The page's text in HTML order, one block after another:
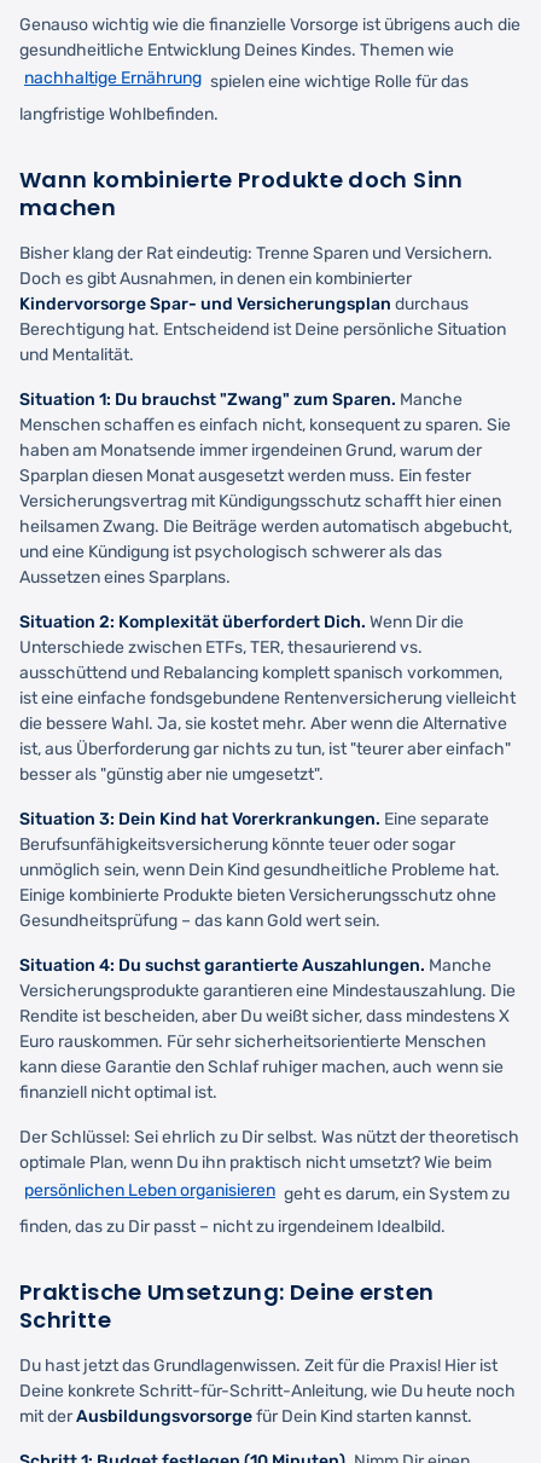
Genauso wichtig wie die finanzielle Vorsorge ist übrigens auch die
gesundheitliche Entwicklung Deines Kindes. Themen wie
nachhaltige Ernährung spielen eine wichtige Rolle für das
langfristige Wohlbefinden.
Wann kombinierte Produkte doch Sinn
machen
Bisher klang der Rat eindeutig: Trenne Sparen und Versichern.
Doch es gibt Ausnahmen, in denen ein kombinierter
Kindervorsorge Spar- und Versicherungsplan durchaus
Berechtigung hat. Entscheidend ist Deine persönliche Situation
und Mentalität.
Situation 1: Du brauchst "Zwang" zum Sparen. Manche
Menschen schaffen es einfach nicht, konsequent zu sparen. Sie
haben am Monatsende immer irgendeinen Grund, warum der
Sparplan diesen Monat ausgesetzt werden muss. Ein fester
Versicherungsvertrag mit Kündigungsschutz schafft hier einen
heilsamen Zwang. Die Beiträge werden automatisch abgebucht,
und eine Kündigung ist psychologisch schwerer als das
Aussetzen eines Sparplans.
Situation 2: Komplexität überfordert Dich. Wenn Dir die
Unterschiede zwischen ETFs, TER, thesaurierend vs.
ausschüttend und Rebalancing komplett spanisch vorkommen,
ist eine einfache fondsgebundene Rentenversicherung vielleicht
die bessere Wahl. Ja, sie kostet mehr. Aber wenn die Alternative
ist, aus Überforderung gar nichts zu tun, ist "teurer aber einfach"
besser als "günstig aber nie umgesetzt".
Situation 3: Dein Kind hat Vorerkrankungen. Eine separate
Berufsunfähigkeitsversicherung könnte teuer oder sogar
unmöglich sein, wenn Dein Kind gesundheitliche Probleme hat.
Einige kombinierte Produkte bieten Versicherungsschutz ohne
Gesundheitsprüfung – das kann Gold wert sein.
Situation 4: Du suchst garantierte Auszahlungen. Manche
Versicherungsprodukte garantieren eine Mindestauszahlung. Die
Rendite ist bescheiden, aber Du weißt sicher, dass mindestens X
Euro rauskommen. Für sehr sicherheitsorientierte Menschen
kann diese Garantie den Schlaf ruhiger machen, auch wenn sie
finanziell nicht optimal ist.
Der Schlüssel: Sei ehrlich zu Dir selbst. Was nützt der theoretisch
optimale Plan, wenn Du ihn praktisch nicht umsetzt? Wie beim
persönlichen Leben organisieren geht es darum, ein System zu
finden, das zu Dir passt – nicht zu irgendeinem Idealbild.
Praktische Umsetzung: Deine ersten
Schritte
Du hast jetzt das Grundlagenwissen. Zeit für die Praxis! Hier ist
Deine konkrete Schritt-für-Schritt-Anleitung, wie Du heute noch
mit derAusbildungsvorsorgefür Dein Kind starten kannst.